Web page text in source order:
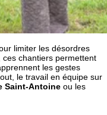
limiter les désordres
chantiers permettent
les gestes
le travail en équipe sur
Saint-Antoine ou les